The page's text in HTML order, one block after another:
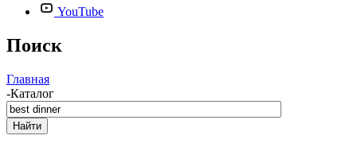
YouTube
Поиск
Главная
-Каталог